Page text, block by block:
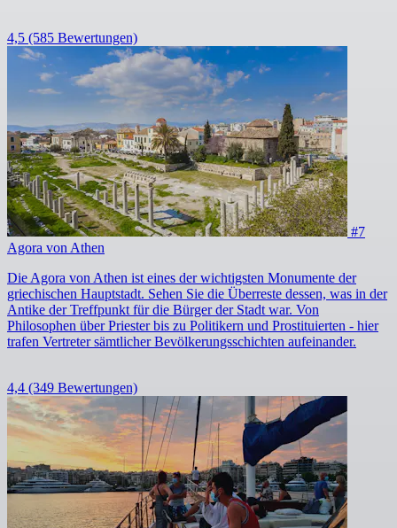
4,5 (585 Bewertungen)
#7
Agora von Athen
Die Agora von Athen ist eines der wichtigsten Monumente der
griechischen Hauptstadt. Sehen Sie die Überreste dessen, was in der
Antike der Treffpunkt für die Bürger der Stadt war. Von
Philosophen über Priester bis zu Politikern und Prostituierten - hier
trafen Vertreter sämtlicher Bevölkerungsschichten aufeinander.
4,4 (349 Bewertungen)